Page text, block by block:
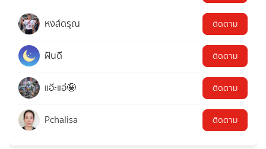
หงส์ดรุณ ติดตาม
ฝันดี ติดตาม
แอ๊ะแอ๋🤪 ติดตาม
Pchalisa ติดตาม